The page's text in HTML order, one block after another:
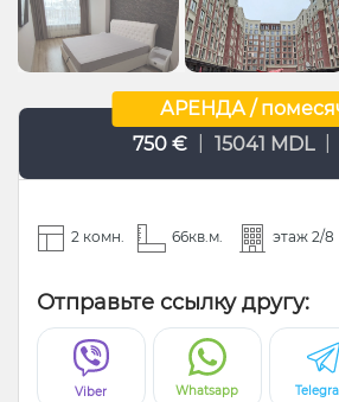
АРЕНДА /
750 €
15041 MDL
2 комн. 66кв.м. этаж 2/8
Отправьте ссылку другу:
Viber Whatsapp